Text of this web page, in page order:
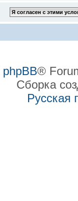
phpBB®
Сборка
Русская